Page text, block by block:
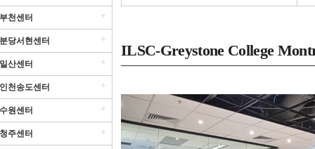
천센터 +
당서현센터 +
산센터 +
천송도센터 +
원센터 +
주센터 +
ILSC-Greystone College